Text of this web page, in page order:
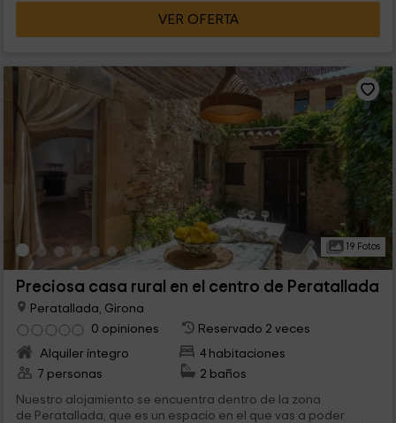
VER OFERTA
19 Fotos
Preciosa casa rural en el centro de Peratallada
Peratallada, Girona
0 opiniones
Reservado 2 veces
Alquiler íntegro
4 habitaciones
7 personas
2 baños
Nuestro alojamiento se encuentra dentro de la zona
de Peratallada, que es un espacio en el que vas a poder